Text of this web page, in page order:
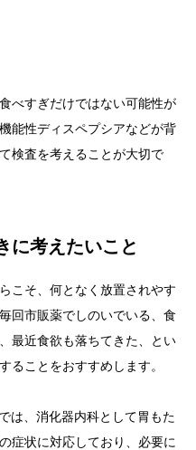
べすぎだけではない可能性が
能性ディスペプシアなどが背
検査を考えることが大切で
に考えたいこと
こそ、何となく放置されやす
回市販薬でしのいでいる、食
最近食欲も落ちてきた、とい
ることをおすすめします。
は、消化器内科として胃もた
症状に対応しており、必要に